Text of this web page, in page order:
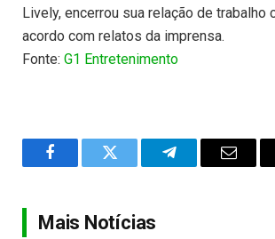
Lively, encerrou sua relação de trabalho
acordo com relatos da imprensa.
Fonte: G1 Entretenimento
FacebookTwitter TelegramEmail
Mais Notícias